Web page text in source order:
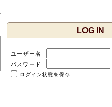
LOG IN
ユーザー名
パスワード
ログイン状態を保存